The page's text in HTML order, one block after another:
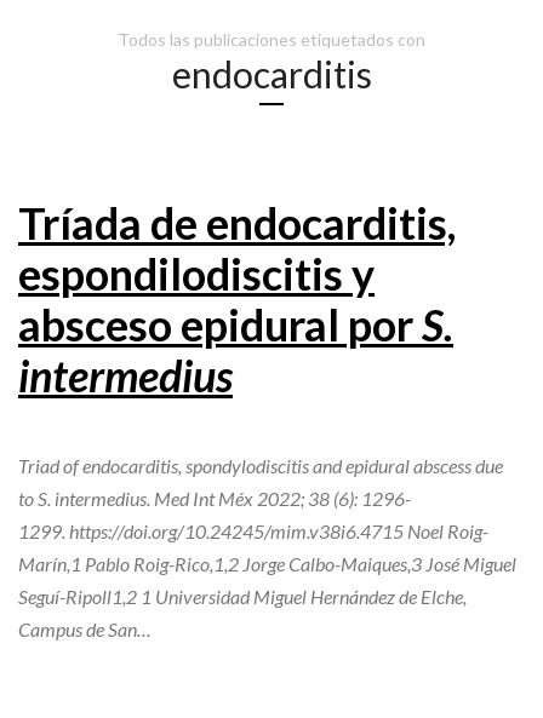
Todos las publicaciones etiquetados con
endocarditis
Tríada de endocarditis,
espondilodiscitis y
absceso epidural porS.
intermedius
Triad of endocarditis, spondylodiscitis and epidural abscess due
to S. intermedius. Med Int Méx 2022; 38 (6): 1296-
1299. https://doi.org/10.24245/mim.v38i6.4715 Noel Roig-
Marín,1 Pablo Roig-Rico,1,2 Jorge Calbo-Maiques,3 José Miguel
Seguí-Ripoll1,2 1 Universidad Miguel Hernández de Elche,
Campus de San…